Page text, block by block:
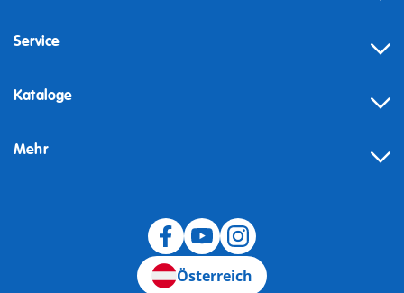
Service
Kataloge
Mehr
Österreich